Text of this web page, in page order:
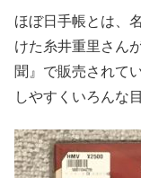
ほぼ日手帳とは、
けた糸井重里さん
聞』で販売されて
しやすくいろんな